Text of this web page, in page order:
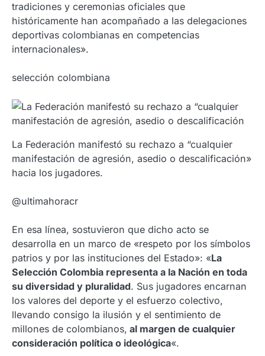
tradiciones y ceremonias oficiales que
históricamente han acompañado a las delegaciones
deportivas colombianas en competencias
internacionales».
selección colombiana
La Federación manifestó su rechazo a “cualquier
manifestación de agresión, asedio o descalificación»
hacia los jugadores.
@ultimahoracr
En esa línea, sostuvieron que dicho acto se
desarrolla en un marco de «respeto por los símbolos
patrios y por las instituciones del Estado»: «La
Selección Colombia representa a la Nación en toda
su diversidad y pluralidad. Sus jugadores encarnan
los valores del deporte y el esfuerzo colectivo,
llevando consigo la ilusión y el sentimiento de
millones de colombianos, al margen de cualquier
consideración política o ideológica«.